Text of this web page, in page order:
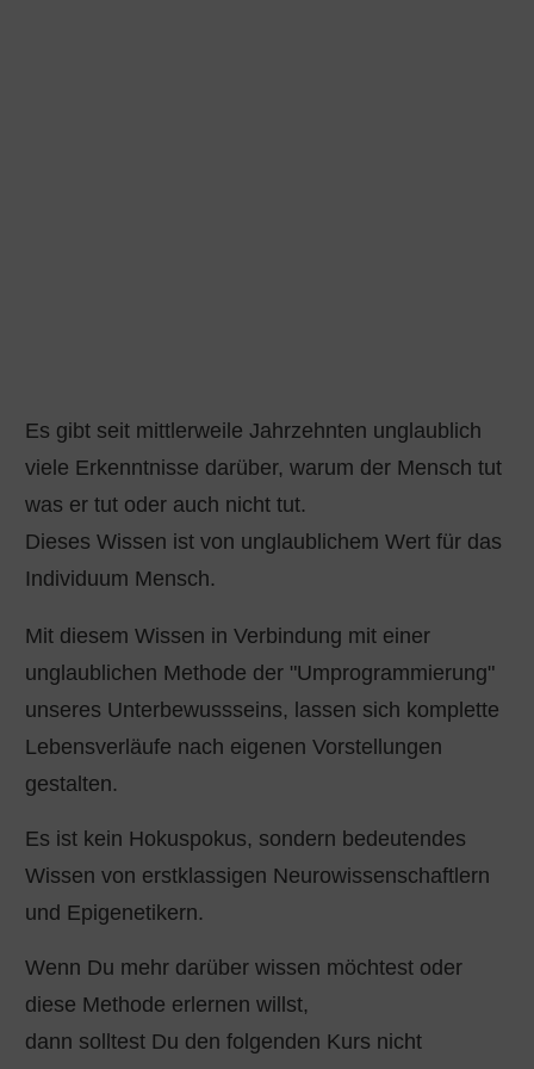
Den größten Einfluss auf die menschliche
Gesundheit hat laut Wissenschaftlern
Stress.
Es gibt seit mittlerweile Jahrzehnten unglaublich
viele Erkenntnisse darüber, warum der Mensch tut
was er tut oder auch nicht tut.
Dieses Wissen ist von unglaublichem Wert für das
Individuum Mensch.
Mit diesem Wissen in Verbindung mit einer
unglaublichen Methode der "Umprogrammierung"
unseres Unterbewussseins, lassen sich komplette
Lebensverläufe nach eigenen Vorstellungen
gestalten.
Es ist kein Hokuspokus, sondern bedeutendes
Wissen von erstklassigen Neurowissenschaftlern
und Epigenetikern.
Wenn Du mehr darüber wissen möchtest oder
diese Methode erlernen willst,
dann solltest Du den folgenden Kurs nicht